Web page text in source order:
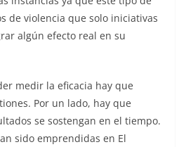
de violencia que solo iniciativas
algún efecto real en su
medir la eficacia hay que
Por un lado, hay que
se sostengan en el tiempo.
sido emprendidas en El